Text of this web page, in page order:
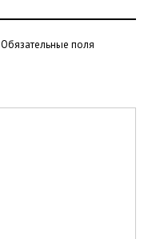
Обязательные поля